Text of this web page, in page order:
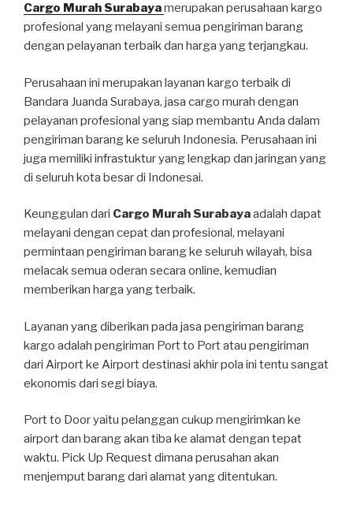
Cargo Murah Surabayamerupakan perusahaan kargo
profesional yang melayani semua pengiriman barang
dengan pelayanan terbaik dan harga yang terjangkau.
Perusahaan ini merupakan layanan kargo terbaik di
Bandara Juanda Surabaya, jasa cargo murah dengan
pelayanan profesional yang siap membantu Anda dalam
pengiriman barang ke seluruh Indonesia. Perusahaan ini
juga memiliki infrastuktur yang lengkap dan jaringan yang
di seluruh kota besar di Indonesai.
Keunggulan dari Cargo Murah Surabayaadalah dapat
melayani dengan cepat dan profesional, melayani
permintaan pengiriman barang ke seluruh wilayah, bisa
melacak semua oderan secara online, kemudian
memberikan harga yang terbaik.
Layanan yang diberikan pada jasa pengiriman barang
kargo adalah pengiriman Port to Port atau pengiriman
dari Airport ke Airport destinasi akhir pola ini tentu sangat
ekonomis dari segi biaya.
Port to Door yaitu pelanggan cukup mengirimkan ke
airport dan barang akan tiba ke alamat dengan tepat
waktu. Pick Up Request dimana perusahan akan
menjemput barang dari alamat yang ditentukan.